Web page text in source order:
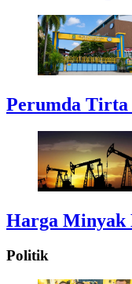
Perumda Tirta
Harga Minyak
Politik